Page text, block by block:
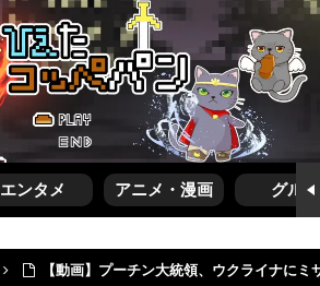
エンタメ アニメ・漫画 グルメ
【動画】プーチン大統領、ウクライナに